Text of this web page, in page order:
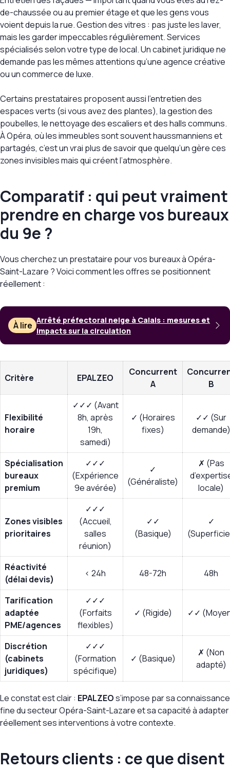
de-chaussée ou au premier étage et que les gens vous
voient depuis la rue. Gestion des vitres : pas juste les laver,
mais les garder impeccables régulièrement. Services
spécialisés selon votre type de local. Un cabinet juridique ne
demande pas les mêmes attentions qu’une agence créative
ou un commerce de luxe.
Certains prestataires proposent aussi l’entretien des
espaces verts (si vous avez des plantes), la gestion des
poubelles, le nettoyage des escaliers et des halls communs.
À Opéra, où les immeubles sont souvent haussmanniens et
partagés, c’est un vrai plus de savoir que quelqu’un gère ces
zones invisibles mais qui créent l’atmosphère.
Comparatif : qui peut vraiment
prendre en charge vos bureaux
du 9e ?
Vous cherchez un prestataire pour vos bureaux à Opéra-
Saint-Lazare ? Voici comment les offres se positionnent
réellement :
À lire Arrêté préfectoral neige à Calais : mesures et
impacts sur la circulation
Critère EPALZEO
Concurrent
A
B
Flexibilité
horaire
✓✓✓ (Avant
8h, après
19h,
samedi)
✓ (Horaires
fixes)
✓✓ (Sur
demande)
Spécialisation
bureaux
premium
✓✓✓
(Expérience
9e avérée)
✓
(Généraliste)
✗ (Pas
locale)
Zones visibles
prioritaires
✓✓✓
(Accueil,
salles
réunion)
✓✓
(Basique)
✓
Réactivité
(délai devis)
< 24h 48-72h 48h
Tarification
adaptée
PME/agences
✓✓✓
(Forfaits
flexibles)
✓ (Rigide) ✓✓
Discrétion
(cabinets
juridiques)
✓✓✓
(Formation
spécifique)
✓ (Basique)
✗ (Non
adapté)
Le constat est clair : EPALZEOs’impose par sa connaissance
fine du secteur Opéra-Saint-Lazare et sa capacité à adapter
réellement ses interventions à votre contexte.
Retours clients : ce que disent